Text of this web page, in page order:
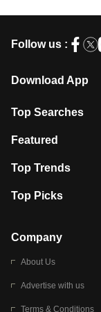
Follow us :
Download App
Top Searches
मुंबई में लगे 'जेन जी' के
Featured
10 अगस्त को विधानसभा
Top Trends
RBI का नया नियम: अब
Top Picks
बारिश की चेतावनी
Company
About Us
Advertise with us
Terms & Conditions